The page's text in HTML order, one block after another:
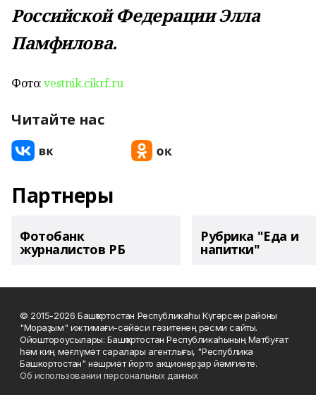
Российской Федерации Элла
Памфилова.
Фото:vestnik.cikrf.ru
Читайте нас
Партнеры
Фотобанк
журналистов РБ
Рубрика "Еда и
напитки"
© 2015-2026 Башҡортостан Республикаһы Күгәрсен районы
"Мораҙым" ижтимағи-сәйәси гәзитенең рәсми сайты.
Ойоштороусылары: Башҡортостан Республикаһының Матбуғат
һәм киң мәғлүмәт саралары агентлығы, "Республика
Башкортостан" нәшриәт йорто акционерҙар йәмғиәте.
Об использовании персональных данных